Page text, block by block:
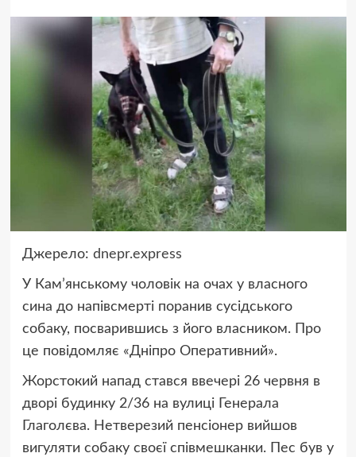
Джерело: dnepr.express
У Кам’янському чоловік на очах у власного
сина до напівсмерті поранив сусідського
собаку, посварившись з його власником. Про
це повідомляє «Дніпро Оперативний».
Жорстокий напад стався ввечері 26 червня в
дворі будинку 2/36 на вулиці Генерала
Глаголєва. Нетверезий пенсіонер вийшов
вигуляти собаку своєї співмешканки. Пес був у